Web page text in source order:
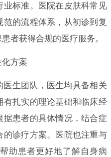
标准。医院在皮肤科常见
的流程体系，从初诊到复
者获得合规的医疗服务。
方案
医生团队，医生均具备相关
扎实的理论基础和临床经
患者的具体情况，结合症
诊疗方案。医院也注重与
助患者更好地了解自身病